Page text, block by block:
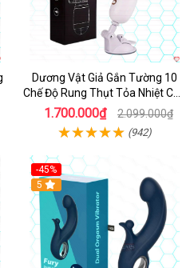
Dương Vật Giả Gắn Tường 10
Chế Độ Rung Thụt Tỏa Nhiệt Cao
Cấp
1.700.000₫ 2.099.000₫
(942)
-45%
Hot
5